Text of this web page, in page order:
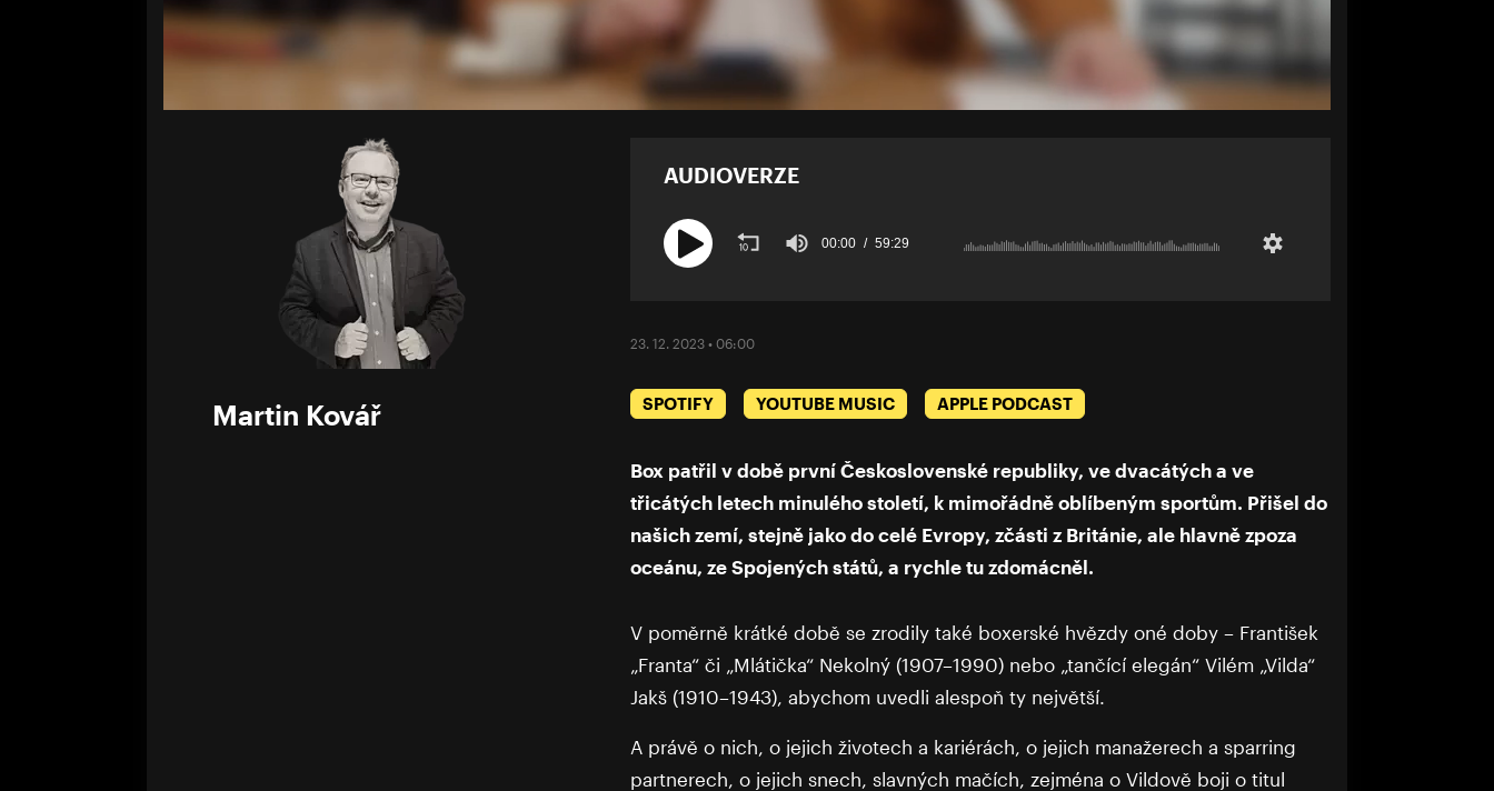
Martin Kovář
AUDIOVERZE
00:00 59:29
23. 12. 2023 • 06:00
SPOTIFY YOUTUBE MUSIC APPLE PODCAST
Box patřil v době první Československé republiky, ve dvacátých a ve
třicátých letech minulého století, k mimořádně oblíbeným sportům. Přišel do
našich zemí, stejně jako do celé Evropy, zčásti z Británie, ale hlavně zpoza
oceánu, ze Spojených států, a rychle tu zdomácněl.
V poměrně krátké době se zrodily také boxerské hvězdy oné doby – František
„Franta“ či „Mlátička“ Nekolný (1907–1990) nebo „tančící elegán“ Vilém „Vilda“
Jakš (1910–1943), abychom uvedli alespoň ty největší.
A právě o nich, o jejich životech a kariérách, o jejich manažerech a sparring
partnerech, o jejich snech, slavných mačích, zejména o Vildově boji o titul